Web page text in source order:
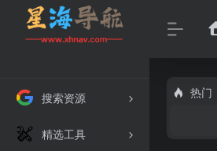
搜索资源
精选工具
热门